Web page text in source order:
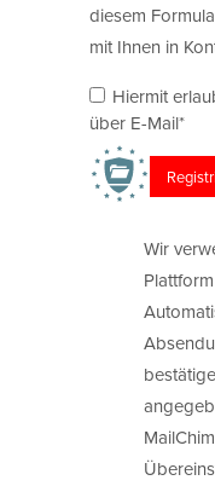
diesem
mit Ihnen in
Hiermit
über E-Mail*
Wir